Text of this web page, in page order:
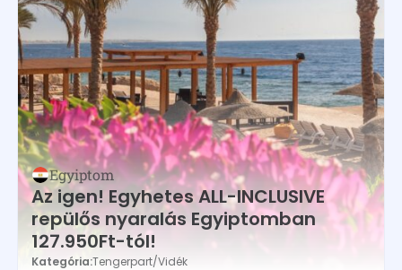
Egyiptom
Az igen! Egyhetes ALL-INCLUSIVE
repülős nyaralás Egyiptomban
127.950Ft-tól!
Kategória:Tengerpart/Vidék